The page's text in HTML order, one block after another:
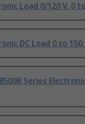
Load 0/120 V, 0
DC Load 0 to
Series